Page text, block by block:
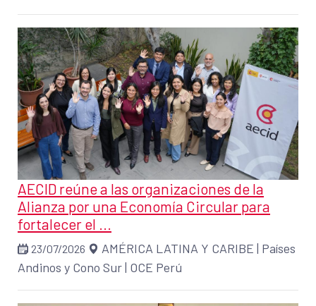
AECID reúne a las organizaciones de la
Alianza por una Economía Circular para
fortalecer el ...
23/07/2026 AMÉRICA LATINA Y CARIBE | Países
Andinos y Cono Sur| OCE Perú